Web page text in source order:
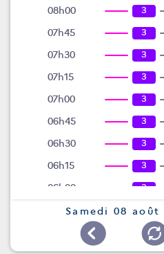
08h00 3
07h45 3
07h30 3
07h15 3
07h00 3
06h45 3
06h30 3
06h15 3
06h00 3
05h45 3
3
Samedi 08 août